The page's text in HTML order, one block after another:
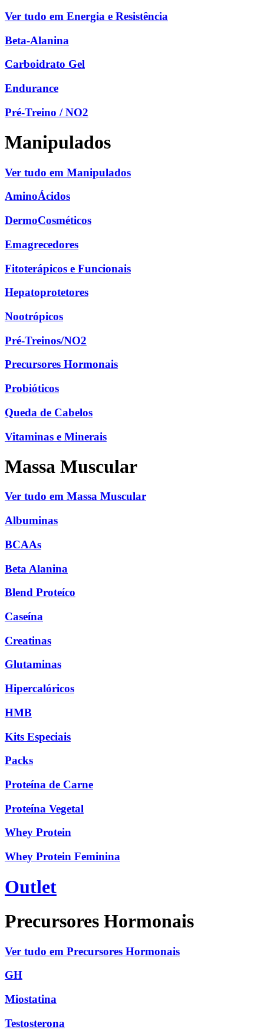
Ver tudo em Energia e Resistência
Beta-Alanina
Carboidrato Gel
Endurance
Pré-Treino / NO2
Manipulados
Ver tudo em Manipulados
AminoÁcidos
DermoCosméticos
Emagrecedores
Fitoterápicos e Funcionais
Hepatoprotetores
Nootrópicos
Pré-Treinos/NO2
Precursores Hormonais
Probióticos
Queda de Cabelos
Vitaminas e Minerais
Massa Muscular
Ver tudo em Massa Muscular
Albuminas
BCAAs
Beta Alanina
Blend Proteíco
Caseína
Creatinas
Glutaminas
Hipercalóricos
HMB
Kits Especiais
Packs
Proteína de Carne
Proteína Vegetal
Whey Protein
Whey Protein Feminina
Outlet
Precursores Hormonais
Ver tudo em Precursores Hormonais
GH
Miostatina
Testosterona